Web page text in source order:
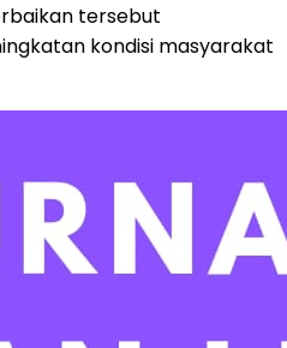
tersebut
kondisi masyarakat